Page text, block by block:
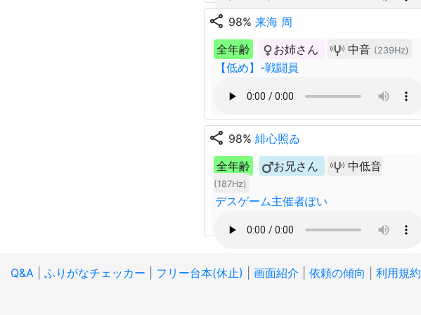
share 98% 来海 周
全年齢
お姉さん 中音 (239Hz)
【低め】-戦闘員
share 98% 緋心照ゐ
全年齢
お兄さん 中低音
(187Hz)
デスゲーム主催者ぽい
Q&A ふりがなチェッカー フリー台本(休止) 画面紹介 依頼の傾向 利用規約